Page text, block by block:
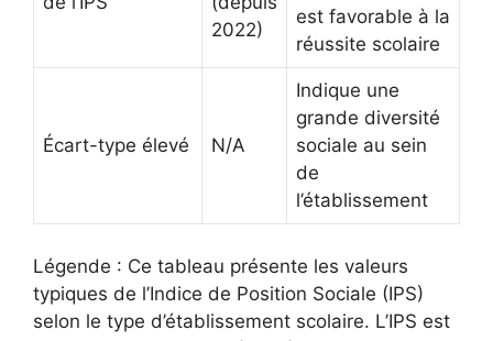
2022)
est favorable à la
réussite scolaire
Écart-type élevé N/A
Indique une
grande diversité
sociale au sein
de
l’établissement
Légende : Ce tableau présente les valeurs
typiques de l’Indice de Position Sociale (IPS)
selon le type d’établissement scolaire. L’IPS est